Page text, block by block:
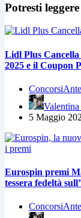
Potresti
Lidl Plus
2025 e il Coupon
Concorsi
5 Maggio
Eurospin premi
tessera fedeltà
Concorsi